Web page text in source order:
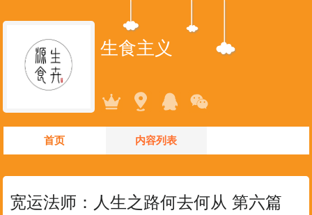
生食主义
首页 内容列表
宽运法师：人生之路何去何从 第六篇